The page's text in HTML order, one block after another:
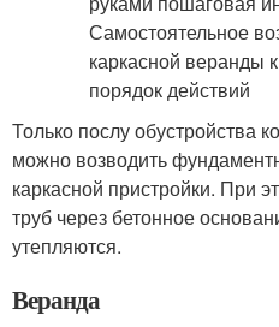
Только послу обустройства
можно возводить
каркасной пристройки. При
труб через бетонное
утепляются.
Веранда